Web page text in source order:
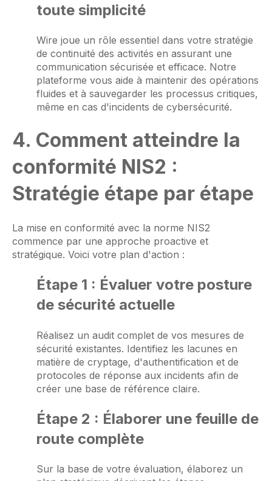
toute simplicité
Wire joue un rôle essentiel dans votre stratégie
de continuité des activités en assurant une
communication sécurisée et efficace. Notre
plateforme vous aide à maintenir des opérations
fluides et à sauvegarder les processus critiques,
même en cas d'incidents de cybersécurité.
4. Comment atteindre la
conformité NIS2 :
Stratégie étape par étape
La mise en conformité avec la norme NIS2
commence par une approche proactive et
stratégique. Voici votre plan d'action :
Étape 1 : Évaluer votre posture
de sécurité actuelle
Réalisez un audit complet de vos mesures de
sécurité existantes. Identifiez les lacunes en
matière de cryptage, d'authentification et de
protocoles de réponse aux incidents afin de
créer une base de référence claire.
Étape 2 : Élaborer une feuille de
route complète
Sur la base de votre évaluation, élaborez un